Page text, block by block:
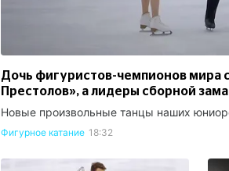
Дочь фигуристов-чемпионов мира
Престолов», а лидеры сборной
Новые произвольные танцы наших
Фигурное катание 18:32